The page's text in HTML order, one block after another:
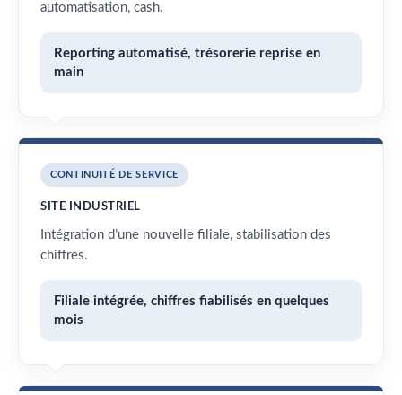
automatisation, cash.
Reporting automatisé, trésorerie reprise en
main
CONTINUITÉ DE SERVICE
SITE INDUSTRIEL
Intégration d’une nouvelle filiale, stabilisation des
chiffres.
Filiale intégrée, chiffres fiabilisés en quelques
mois